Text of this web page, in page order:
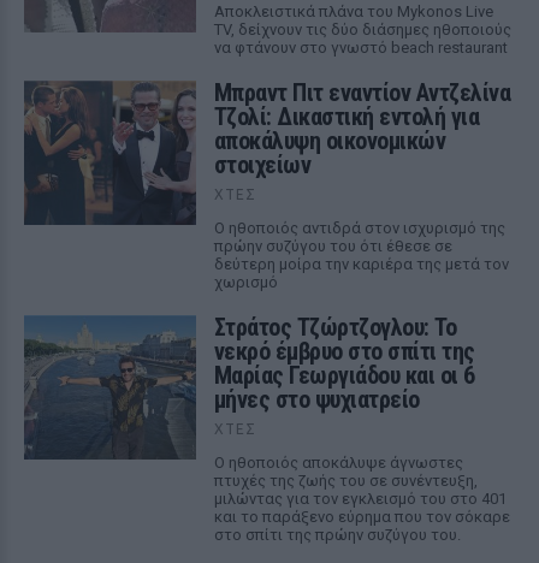
Αποκλειστικά πλάνα του Mykonos Live
TV, δείχνουν τις δύο διάσημες ηθοποιούς
να φτάνουν στο γνωστό beach restaurant
Μπραντ Πιτ εναντίον Αντζελίνα
Τζολί: Δικαστική εντολή για
αποκάλυψη οικονομικών
στοιχείων
ΧΤΕΣ
Ο ηθοποιός αντιδρά στον ισχυρισμό της
πρώην συζύγου του ότι έθεσε σε
δεύτερη μοίρα την καριέρα της μετά τον
χωρισμό
Στράτος Τζώρτζογλου: Το
νεκρό έμβρυο στο σπίτι της
Μαρίας Γεωργιάδου και οι 6
μήνες στο ψυχιατρείο
ΧΤΕΣ
Ο ηθοποιός αποκάλυψε άγνωστες
πτυχές της ζωής του σε συνέντευξη,
μιλώντας για τον εγκλεισμό του στο 401
και το παράξενο εύρημα που τον σόκαρε
στο σπίτι της πρώην συζύγου του.